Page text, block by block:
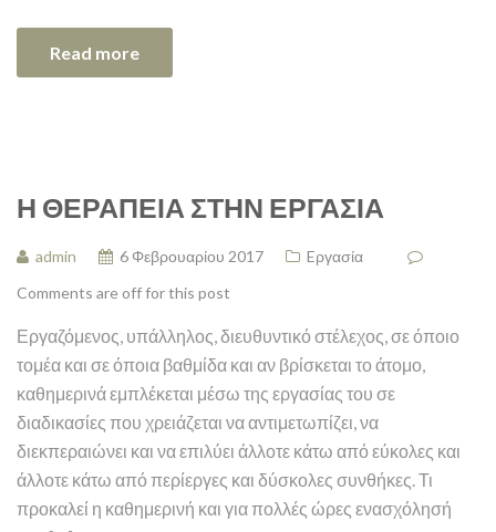
Read more
Η ΘΕΡΑΠΕΊΑ ΣΤΗΝ ΕΡΓΑΣΊΑ
admin 6 Φεβρουαρίου 2017
Eργασία
Comments are off for this post
Εργαζόμενος, υπάλληλος, διευθυντικό στέλεχος, σε όποιο
τομέα και σε όποια βαθμίδα και αν βρίσκεται το άτομο,
καθημερινά εμπλέκεται μέσω της εργασίας του σε
διαδικασίες που χρειάζεται να αντιμετωπίζει, να
διεκπεραιώνει και να επιλύει άλλοτε κάτω από εύκολες και
άλλοτε κάτω από περίεργες και δύσκολες συνθήκες. Τι
προκαλεί η καθημερινή και για πολλές ώρες ενασχόλησή